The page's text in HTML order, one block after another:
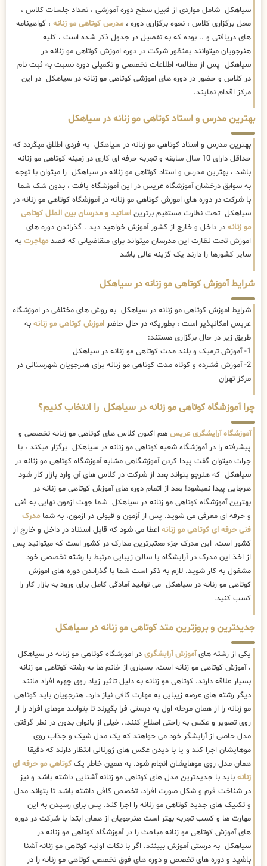
سیاهکل شامل مواردی از قبیل سطح دوره آموزشی ، تعداد جلسات کلاس ،
محل برگزاری کلاس ، نحوه برگزاری دوره ، مدرس کوتاهی مو زنانه ، گواهینامه
های دریافتی و .. بوده که به تفصیل در جدول ذکر شده است ، کلیه
هنرجویان میتوانند بمنظور شرکت در دوره اموزش کوتاهی مو زنانه در
سیاهکل پس از مطالعه اطلاعات تخصصی و تکمیلی دوره نسبت به ثبت نام
در کلاس و حضور در دوره های اموزشی کوتاهی مو زنانه در سیاهکل در این
مرکز اقدام نمایند.
بهترین مدرس و استاد کوتاهی مو زنانه در سیاهکل
بهترین مدرس و استاد کوتاهی مو زنانه در سیاهکل به فردی اطلاق میگردد که
حداقل دارای 10 سال سابقه و تجربه حرفه ای کاری در زمینه کوتاهی مو زنانه
باشد ، بهترین مدرس و استاد کوتاهی مو زنانه در سیاهکل را میتوان با توجه
به سوابق درخشان آموزشگاه عریس در این آموزشگاه یافت ، بدون شک شما
با شرکت در دوره های اموزش کوتاهی مو زنانه در آموزشگاه کوتاهی مو زنانه در
سیاهکل تحت نظارت مستقیم برترین اساتید و مدرسان بین الملل کوتاهی
مو زنانه در داخل و خارج از کشور آموزش خواهید دید . گذراندن دوره های
اموزش تحت نظارت این مدرسان میتواند برای متقاضیانی که قصد مهاجرت به
سایر کشورها را دارند یک گزینه عالی باشد
شرایط آموزش کوتاهی مو زنانه در سیاهکل
شرایط اموزش کوتاهی مو زنانه در سیاهکل به روش های مختلفی در اموزشگاه
عریس امکانپذیر است ، بطوریکه در حال حاضر اموزش کوتاهی مو زنانه به
طریق زیر در حال برگزاری هستند:
1- آموزش ترمیک و بلند مدت کوتاهی مو زنانه در سیاهکل
2- آموزش فشرده و کوتاه مدت کوتاهی مو زنانه برای هنرجویان شهرستانی در
مرکز تهران
چرا آموزشگاه کوتاهی مو زنانه در سیاهکل را انتخاب کنیم؟
آموزشگاه آرایشگری عریس هم اکنون کلاس های کوتاهی مو زنانه تخصصی و
پیشرفته را در آموزشگاه شعبه کوتاهی مو زنانه در سیاهکل برگزار میکند ، با
جرات میتوان گفت پیدا کردن آموزشگاهی مشابه آموزشگاه کوتاهی مو زنانه در
سیاهکل که هنرجو بتواند بعد از شرکت در کلاس های آن وارد بازار کار شود
هرجایی پیدا نمیشود! بعد از اتمام دوره های آموزش کوتاهی مو زنانه در
بهترین آموزشگاه کوتاهی مو زنانه در سیاهکل شما جهت ازمون نهایی به فنی
و حرفه ای معرفی می شوید. پس از آزمون و قبولی در ازمون، به شما مدرک
فنی حرفه ای کوتاهی مو زنانه اعطا می شود که قابل استناد در داخل و خارج از
کشور است. این مدرک جزء معتبرترین مدارک در کشور است که میتوانید پس
از اخذ این مدرک در آرایشگاه یا سالن زیبایی مرتبط با رشته تخصصی خود
مشغول به کار شوید. لازم به ذکر است شما با گذراندن دوره های اموزش
کوتاهی مو زنانه در سیاهکل می توانید آمادگی کامل برای ورود به بازار کار را
کسب کنید.
جدیدترین و بروزترین متد کوتاهی مو زنانه در سیاهکل
یکی از رشته هایآموزش آرایشگری در اموزشگاه کوتاهی مو زنانه در سیاهکل
، آموزش کوتاهی مو زنانه است. بسیاری از خانم ها به رشته کوتاهی مو زنانه
بسیار علاقه دارند. کوتاهی مو زنانه به دلیل تاثیر زیاد روی چهره افراد مانند
دیگر رشته های عرصه زیبایی به مهارت کافی نیاز دارد. هنرجویان باید کوتاهی
مو زنانه را از همان مرحله اول به درستی فرا بگیرند تا بتوانند موهای افراد را از
روی تصویر و عکس به راحتی اصلاح کنند.. خیلی از بانوان بدون در نظر گرفتن
مدل خاصی از آرایشگر خود می خواهند که یک مدل شیک و جذاب روی
موهایشان اجرا کند و یا با دیدن عکس های ژورنالی انتظار دارند که دقیقا
همان مدل روی موهایشان انجام شود. به همین خاطر یک کوتاهی مو حرفه ای
زنانه باید با جدیدترین مدل های کوتاهی مو زنانه آشنایی داشته باشد و نیز
در شناخت فرم و شکل صورت افراد، تخصص کافی داشته باشد تا بتواند مدل
و تکنیک های جدید کوتاهی مو زنانه را اجرا کند. پس برای رسیدن به این
مهارت ها و کسب تجربه بهتر است هنرجویان از همان ابتدا با شرکت در دوره
های آموزش کوتاهی مو زنانه مباحث را در آموزشگاه کوتاهی مو زنانه در
سیاهکل به درستی آموزش ببینند. اگر با نکات اولیه کوتاهی مو زنانه آشنا
باشید و دوره های تخصص و دوره های فوق تخصص کوتاهی مو زنانه را در